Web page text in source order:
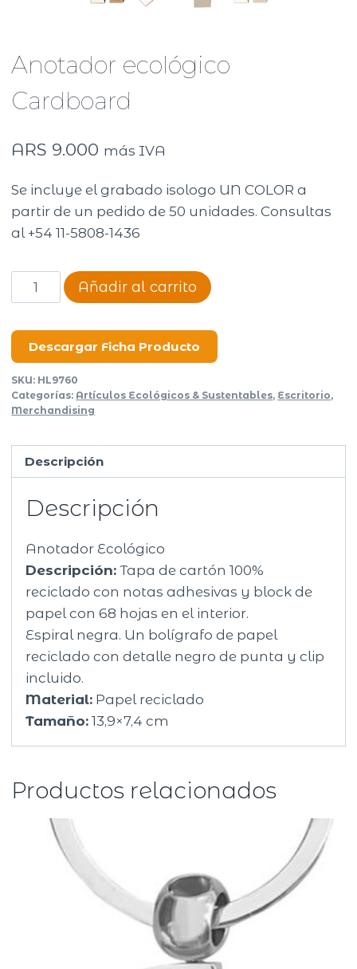
Anotador ecológico
Cardboard
ARS 9.000 más IVA
Se incluye el grabado isologo UN COLOR a
partir de un pedido de 50 unidades. Consultas
al +54 11-5808-1436
Anotador
ecológico
cantidad
Añadir al carrito
Descargar Ficha Producto
SKU: HL9760
Categorías: Artículos Ecológicos & Sustentables, Escritorio,
Merchandising
Descripción
Descripción
Anotador Ecológico
Descripción: Tapa de cartón 100%
reciclado con notas adhesivas y block de
papel con 68 hojas en el interior.
Espiral negra. Un bolígrafo de papel
reciclado con detalle negro de punta y clip
incluido.
Material: Papel reciclado
Tamaño: 13,9×7,4 cm
Productos relacionados